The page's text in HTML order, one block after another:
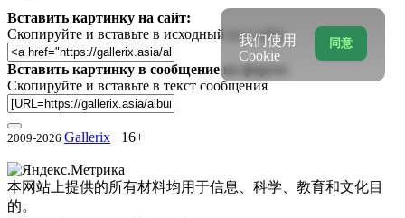
Вставить картинку на сайт:
Скопируйте и вставьте в исходный код сайта
Вставить картинку в сообщение на форум:
Скопируйте и вставьте в текст сообщения
2009-2026 Gallerix 16+
本网站上提供的所有材料均用于信息、科学、教育和文化目
的。
同意
我们使用
Cookie